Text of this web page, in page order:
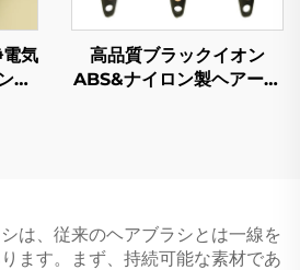
気
用
高品質ブラックイオン
ABS&ナイロン製ヘアーブ
は、従来のヘアブラシとは一線を
ます。まず、持続可能な素材であ